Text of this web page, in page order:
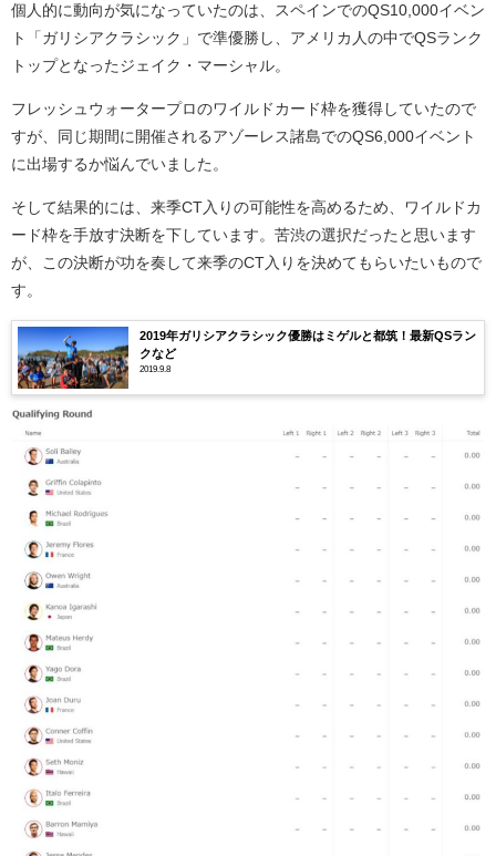
個人的に動向が気になっていたのは、スペインでのQS10,000イベン
ト「ガリシアクラシック」で準優勝し、アメリカ人の中でQSランク
トップとなったジェイク・マーシャル。
フレッシュウォータープロのワイルドカード枠を獲得していたので
すが、同じ期間に開催されるアゾーレス諸島でのQS6,000イベント
に出場するか悩んでいました。
そして結果的には、来季CT入りの可能性を高めるため、ワイルドカ
ード枠を手放す決断を下しています。苦渋の選択だったと思います
が、この決断が功を奏して来季のCT入りを決めてもらいたいもので
す。
2019年ガリシアクラシック優勝はミゲルと都筑！最新QSラン
クなど
2019.9.8